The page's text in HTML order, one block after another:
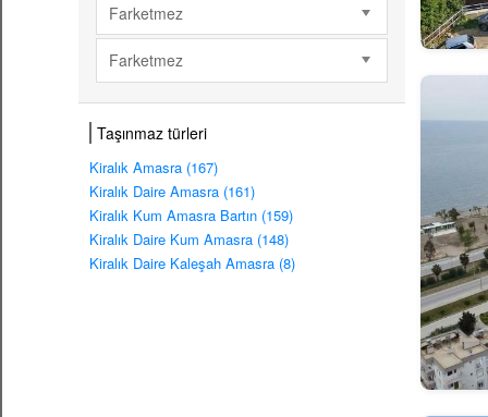
Farketmez
Farketmez
Taşınmaz türleri
Kiralık Amasra (167)
Kiralık Daire Amasra (161)
Kiralık Kum Amasra Bartın (159)
Kiralık Daire Kum Amasra (148)
Kiralık Daire Kaleşah Amasra (8)